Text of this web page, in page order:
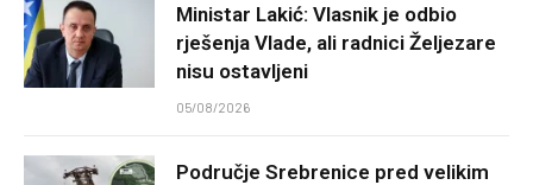
Ministar Lakić: Vlasnik je odbio
rješenja Vlade, ali radnici Željezare
nisu ostavljeni
05/08/2026
Područje Srebrenice pred velikim